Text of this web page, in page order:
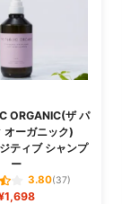
ORGANIC(ザ パ
オーガニック)
ティブ シャンプ
ー
3.80(37)